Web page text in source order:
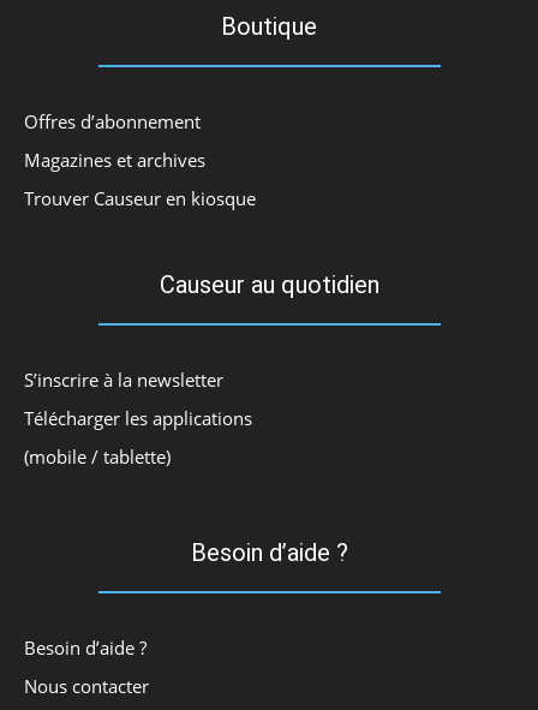
Boutique
Offres d’abonnement
Magazines et archives
Trouver Causeur en kiosque
Causeur au quotidien
S’inscrire à la newsletter
Télécharger les applications
(mobile / tablette)
Besoin d’aide ?
Besoin d’aide ?
Nous contacter